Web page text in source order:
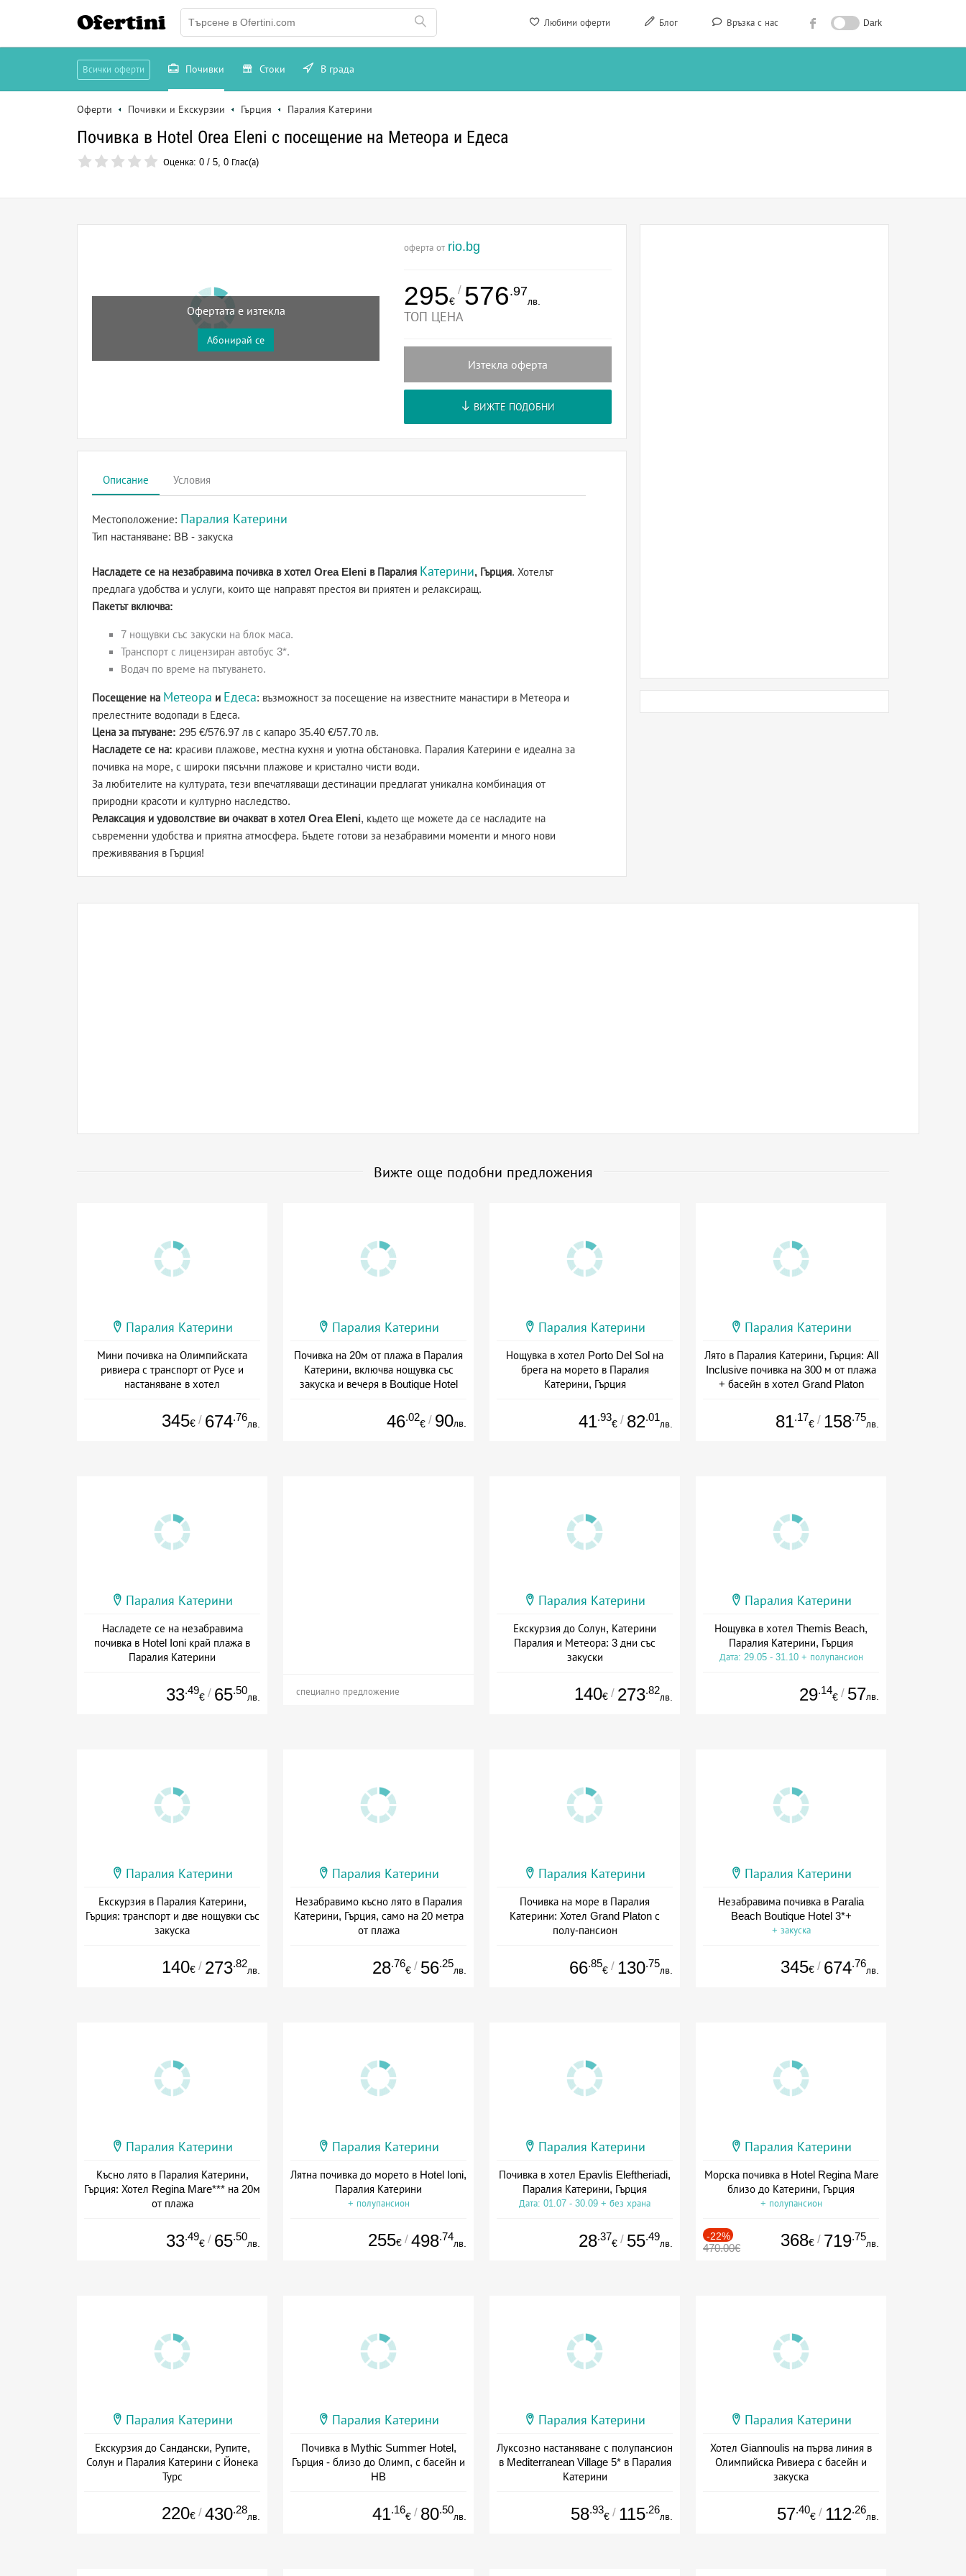
Любими оферти Блог Връзка с нас Dark
Ofertini
Всички оферти Почивки Стоки В града
Оферти Почивки и Екскурзии Гърция Паралия Катерини
Почивка в Hotel Orea Eleni с посещение на Метеора и Едеса
Оценка: 0 / 5, 0 Глас(а)
Офертата е изтекла
Абонирай се
оферта от rio.bg
295€
/ 576.97
лв.
ТОП ЦЕНА
Изтекла оферта
ВИЖТЕ ПОДОБНИ
Описание Условия
Местоположение: Паралия Катерини
Тип настаняване: BB - закуска
Насладете се на незабравима почивка в хотел Orea Eleni в Паралия Катерини, Гърция. Хотелът
предлага удобства и услуги, които ще направят престоя ви приятен и релаксиращ.
Пакетът включва:
7 нощувки със закуски на блок маса.
Транспорт с лицензиран автобус 3*.
Водач по време на пътуването.
Посещение на Метеора и Едеса: възможност за посещение на известните манастири в Метеора и
прелестните водопади в Едеса.
Цена за пътуване: 295 €/576.97 лв с капаро 35.40 €/57.70 лв.
Насладете се на: красиви плажове, местна кухня и уютна обстановка. Паралия Катерини е идеална за
почивка на море, с широки пясъчни плажове и кристално чисти води.
За любителите на културата, тези впечатляващи дестинации предлагат уникална комбинация от
природни красоти и културно наследство.
Релаксация и удоволствие ви очакват в хотел Orea Eleni, където ще можете да се насладите на
съвременни удобства и приятна атмосфера. Бъдете готови за незабравими моменти и много нови
преживявания в Гърция!
Вижте още подобни предложения
Паралия Катерини
Мини почивка на Олимпийската
ривиера с транспорт от Русе и
настаняване в хотел
345€ / 674.76
лв.
Паралия Катерини
Почивка на 20м от плажа в Паралия
Катерини, включва нощувка със
закуска и вечеря в Boutique Hotel
Дата: 16.04 - 31.10 + полупансион
46.02
€ / 90лв.
Паралия Катерини
Нощувка в хотел Porto Del Sol на
брега на морето в Паралия
Катерини, Гърция
41.93
€ / 82.01
лв.
Паралия Катерини
Лято в Паралия Катерини, Гърция: All
Inclusive почивка на 300 м от плажа
+ басейн в хотел Grand Platon
81.17
€ / 158.75
лв.
Паралия Катерини
Насладете се на незабравима
почивка в Hotel Ioni край плажа в
Паралия Катерини
33.49
€ / 65.50
лв. специално предложение
Паралия Катерини
Екскурзия до Солун, Катерини
Паралия и Метеора: 3 дни със
закуски
140€ / 273.82
лв.
Паралия Катерини
Нощувка в хотел Themis Beach,
Паралия Катерини, Гърция
Дата: 29.05 - 31.10 + полупансион
29.14
€ / 57лв.
Паралия Катерини
Екскурзия в Паралия Катерини,
Гърция: транспорт и две нощувки със
закуска
140€ / 273.82
лв.
Паралия Катерини
Незабравимо късно лято в Паралия
Катерини, Гърция, само на 20 метра
от плажа
28.76
€ / 56.25
лв.
Паралия Катерини
Почивка на море в Паралия
Катерини: Хотел Grand Platon с
полу-пансион
66.85
€ / 130.75
лв.
Паралия Катерини
Незабравима почивка в Paralia
Beach Boutique Hotel 3*+
+ закуска
345€ / 674.76
лв.
Паралия Катерини
Късно лято в Паралия Катерини,
Гърция: Хотел Regina Mare*** на 20м
от плажа
33.49
€ / 65.50
лв.
Паралия Катерини
Лятна почивка до морето в Hotel Ioni,
Паралия Катерини
+ полупансион
255€ / 498.74
лв.
Паралия Катерини
Почивка в хотел Epavlis Eleftheriadi,
Паралия Катерини, Гърция
Дата: 01.07 - 30.09 + без храна
28.37
€ / 55.49
лв.
Паралия Катерини
Морска почивка в Hotel Regina Mare
близо до Катерини, Гърция
+ полупансион
-22%
470.00€ 368€ / 719.75
лв.
Паралия Катерини
Екскурзия до Сандански, Рупите,
Солун и Паралия Катерини с Йонека
Турс
220€ / 430.28
лв.
Паралия Катерини
Почивка в Mythic Summer Hotel,
Гърция - близо до Олимп, с басейн и
HB
41.16
€ / 80.50
лв.
Паралия Катерини
Луксозно настаняване с полупансион
в Mediterranean Village 5* в Паралия
Катерини
58.93
€ / 115.26
лв.
Паралия Катерини
Хотел Giannoulis на първа линия в
Олимпийска Ривиера с басейн и
закуска
57.40
€ / 112.26
лв.